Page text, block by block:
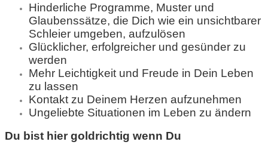
Hinderliche Programme, Muster und
Glaubenssätze, die Dich wie ein unsichtbarer
Schleier umgeben, aufzulösen
Glücklicher, erfolgreicher und gesünder zu
werden
Mehr Leichtigkeit und Freude in Dein Leben
zu lassen
Kontakt zu Deinem Herzen aufzunehmen
Ungeliebte Situationen im Leben zu ändern
Du bist hier goldrichtig wenn Du